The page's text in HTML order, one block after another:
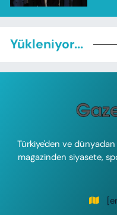
Yükleniyor...
Türkiye'den ve dünyadan
magazinden siyasete,